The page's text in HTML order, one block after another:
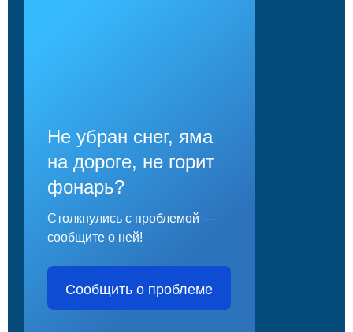
Не убран снег, яма
на дороге, не горит
фонарь?
Столкнулись с проблемой —
сообщите о ней!
Сообщить о проблеме